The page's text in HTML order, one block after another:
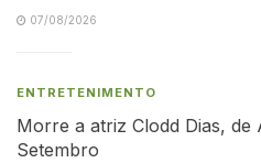
07/08/2026
ENTRETENIMENTO
Morre a atriz Clodd Dias, de
Setembro